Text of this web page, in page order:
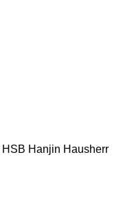
HSB Hanjin Hausherr